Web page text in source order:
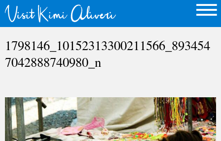
1798146_10152313300211566_893454
7042888740980_n